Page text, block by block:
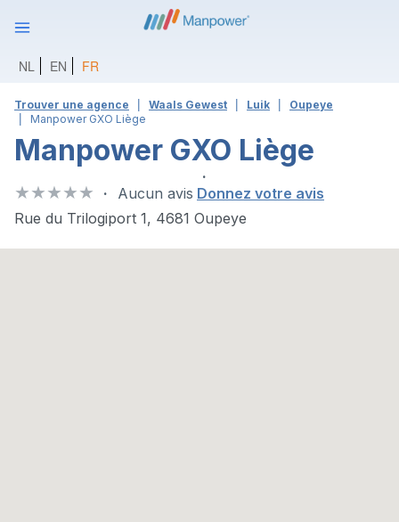
NL EN FR
Trouver une agence Waals Gewest Luik
Oupeye
Manpower GXO Liège
Manpower GXO Liège
Aucun avis Donnez votre avis
Rue du Trilogiport 1, 4681 Oupeye